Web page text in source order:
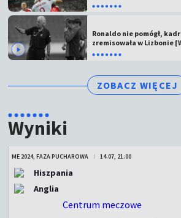
Ronaldo nie pomógł,
zremisowała w Lizbonie
ZOBACZ WIĘCEJ
Wyniki
ME 2024, FAZA PUCHAROWA 14.07, 21:00
Hiszpania
Anglia
Centrum meczowe